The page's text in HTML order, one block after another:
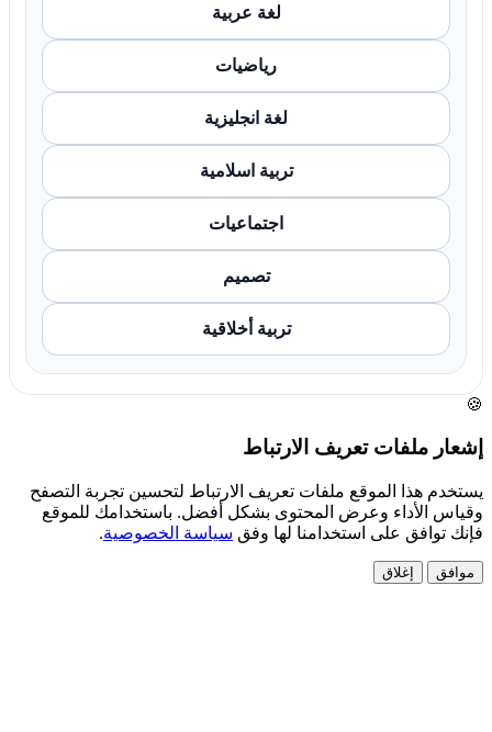
لغة عربية
رياضيات
لغة انجليزية
تربية اسلامية
اجتماعيات
تصميم
تربية أخلاقية
🍪
إشعار ملفات تعريف الارتباط
يستخدم هذا الموقع ملفات تعريف الارتباط لتحسين تجربة التصفح
وقياس الأداء وعرض المحتوى بشكل أفضل. باستخدامك للموقع
فإنك توافق على استخدامنا لها وفق سياسة الخصوصية.
موافق إغلاق